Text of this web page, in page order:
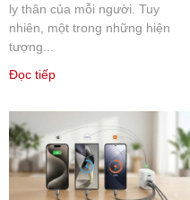
ly thân của mỗi người. Tuy
nhiên, một trong những hiện
tượng...
Đọc tiếp